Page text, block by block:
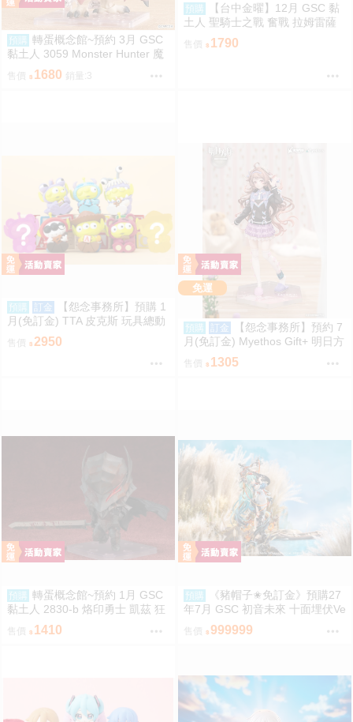
預購
轉蛋概念館~預約 3月 GSC
黏土人 3059 Monster Hunter 魔
物獵人 火龍 雄火龍 超商付款免
訂金
售價 1680 銷量:3
預購
【台中金曜】12月 GSC 黏
土人 聖騎士之戰 奮戰 拉姆雷薩
爾=瓦倫泰 再版 0904
售價 1790
預購 訂金
【怨念事務所】預購 1
月(免訂金) TTA 皮克斯 玩具總動
員 三眼怪 PERIHAPI! 靠肩小公仔
集 中盒 0829
售價 2950
免運
預購 訂金
【怨念事務所】預約 7
月(免訂金) Myethos Gift+ 明日方
舟 純燼艾雅法拉 後來的故事Ver
1/8 1011
售價 1305
預購
轉蛋概念館~預約 1月 GSC
黏土人 2830-b 烙印勇士 凱茲 狂
戰士鎧甲Ver. BLOOD EDITION
1410
預購
《豬帽子✬免訂金》預購27
年7月 GSC 初音未來 十面埋伏Ve
r 1/7 再販 0906
999999